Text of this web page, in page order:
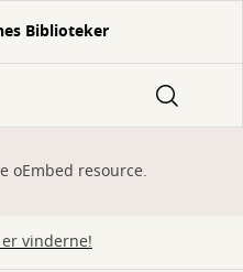
Biblioteker
oEmbed resource.
vinderne!